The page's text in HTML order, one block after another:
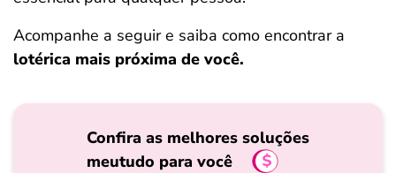
Acompanhe a seguir e saiba como encontrar a
lotérica mais próxima de você.
Confira as melhores soluções
meutudo para você